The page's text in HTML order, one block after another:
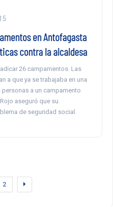
en Antofagasta
contra la alcaldesa
26 campamentos. Las
a que ya se trabajaba en una
a un campamento
aseguró que su
de seguridad social.
2